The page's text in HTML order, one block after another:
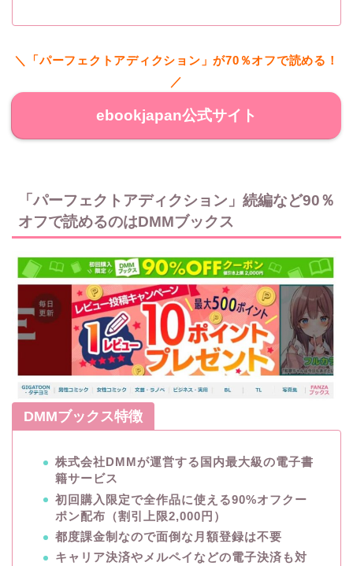
＼「パーフェクトアディクション」が70％オフで読める！
／
ebookjapan公式サイト
「パーフェクトアディクション」続編など90％
オフで読めるのはDMMブックス
DMMブックス特徴
株式会社DMMが運営する国内最大級の電子書
籍サービス
初回購入限定で全作品に使える90%オフクー
ポン配布（割引上限2,000円）
都度課金制なので面倒な月額登録は不要
キャリア決済やメルペイなどの電子決済も対